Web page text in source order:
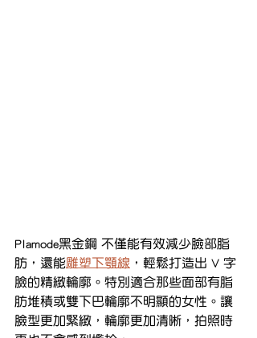
Plamode黑金鋼 不僅能有效減少臉部脂
肪，還能雕塑下顎線 ，輕鬆打造出 V 字
臉的精緻輪廓。特別適合那些面部有脂
肪堆積或雙下巴輪廓不明顯的女性。讓
臉型更加緊緻，輪廓更加清晰，拍照時